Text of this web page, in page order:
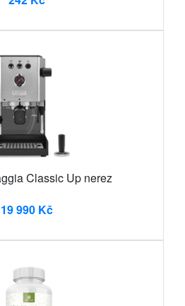
Classic Up nerez
19 990 Kč